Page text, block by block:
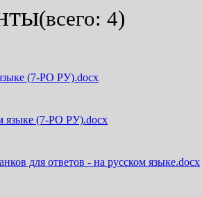
(всего: 4)
(7-РО РУ).docx
языке (7-РО РУ).docx
для ответов - на русском языке.docx